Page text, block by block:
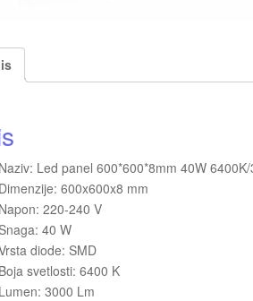
Naziv: Led panel 600*600*8mm 40W
Dimenzije: 600x600x8 mm
Napon: 220-240 V
Snaga: 40 W
diode: SMD
Boja svetlosti: 6400 K
Lumen: 3000 Lm